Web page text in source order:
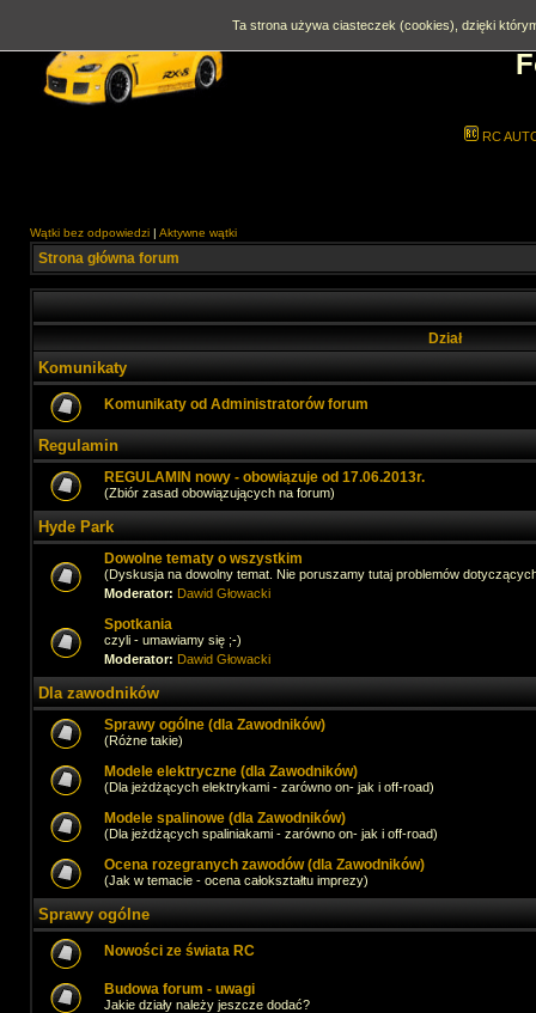
RC
Wątki bez odpowiedzi | Aktywne wątki
Strona główna forum
Dział
Komunikaty
Komunikaty od Administratorów forum
Regulamin
REGULAMIN nowy - obowiązuje od 17.06.2013r.
(Zbiór zasad obowiązujących na forum)
Hyde Park
Dowolne tematy o wszystkim
(Dyskusja na dowolny temat. Nie poruszamy tutaj problemów
Moderator: Dawid Głowacki
Spotkania
czyli - umawiamy się ;-)
Moderator: Dawid Głowacki
Dla zawodników
Sprawy ogólne (dla Zawodników)
(Różne takie)
Modele elektryczne (dla Zawodników)
(Dla jeżdżących elektrykami - zarówno on- jak i off-road)
Modele spalinowe (dla Zawodników)
(Dla jeżdżących spaliniakami - zarówno on- jak i off-road)
Ocena rozegranych zawodów (dla Zawodników)
(Jak w temacie - ocena całokształtu imprezy)
Sprawy ogólne
Nowości ze świata RC
Budowa forum - uwagi
Jakie działy należy jeszcze dodać?
Ta strona używa ciasteczek (cookies), dzięki